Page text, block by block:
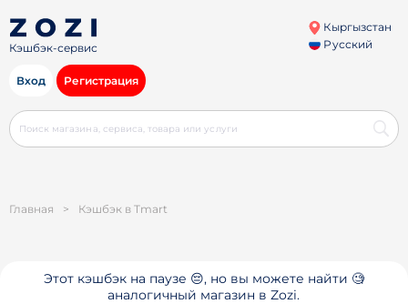
Кэшбэк-сервис
Кыргызстан
Русский
Вход Регистрация
Главная > Кэшбэк в Tmart
Этот кэшбэк на паузе 😔, но вы можете найти 🧐
аналогичный магазин в Zozi.